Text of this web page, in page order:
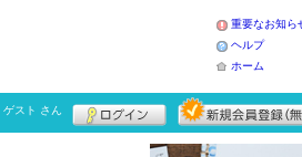
重要なお知ら
ヘルプ
ホーム
ゲスト さん